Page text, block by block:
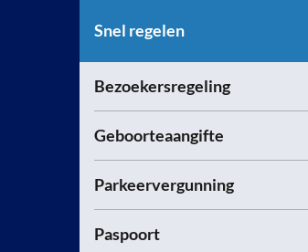
Snel regelen
Bezoekersregeling
Geboorteaangifte
Parkeervergunning
Paspoort